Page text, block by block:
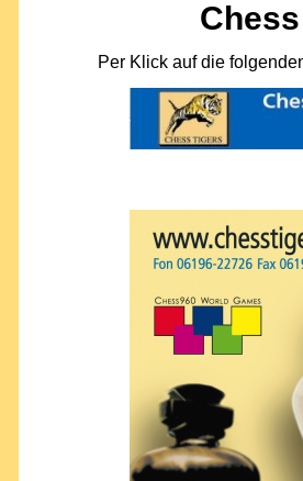
Per Klick auf die